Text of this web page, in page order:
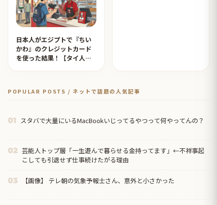
日本人がエジプトで『ちい
かわ』のクレジットカード
を使った結果！【タイ人の
POPULAR POSTS / ネットで話題の人気記事
01 スタバで大量にいるMacBookいじってるやつって何やってんの？
02 芸能人トップ層「一生遊んで暮らせる金持ってます」←不祥事起
こしても引退せず仕事続けたがる理由
03 【画像】 テレ朝の気象予報士さん、意外と小さかった